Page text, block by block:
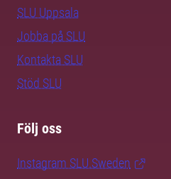
SLU Uppsala
Jobba på SLU
Kontakta SLU
Stöd SLU
Följ oss
Instagram SLU.Sweden